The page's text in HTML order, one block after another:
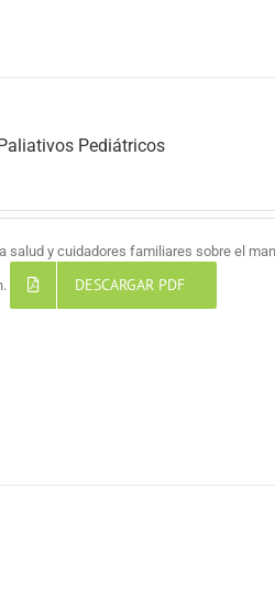
Pediátricos
salud y cuidadores familiares sobre el
DESCARGAR PDF